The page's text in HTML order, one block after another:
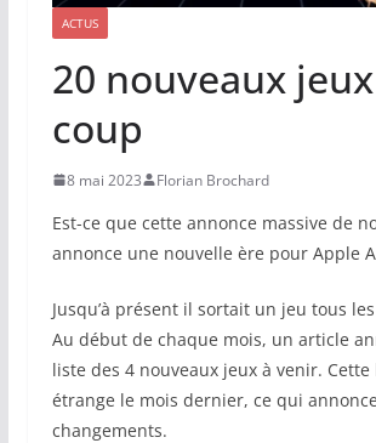
ACTUS
20 nouveaux jeux
coup
8 mai 2023 Florian Brochard
Est-ce que cette annonce massive de
annonce une nouvelle ère pour Apple
Jusqu’à présent il sortait un jeu tous
Au début de chaque mois, un article
liste des 4 nouveaux jeux à venir.
étrange le mois dernier, ce qui
changements.